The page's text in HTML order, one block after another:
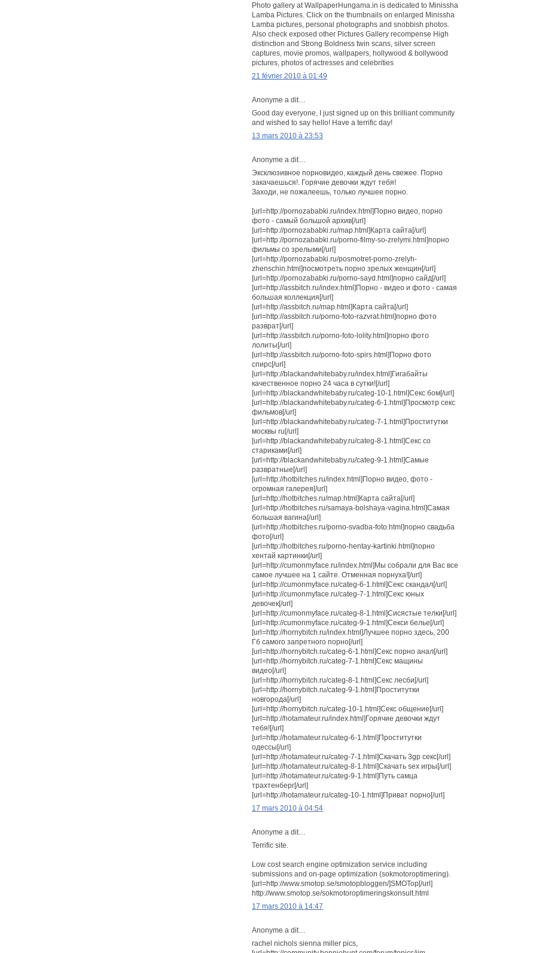
Photo gallery at WallpaperHungama.in is dedicated to Minissha
Lamba Pictures. Click on the thumbnails on enlarged Minissha
Lamba pictures, personal photographs and snobbish photos.
Also check exposed other Pictures Gallery recompense High
distinction and Strong Boldness twin scans, silver screen
captures, movie promos, wallpapers, hollywood & bollywood
pictures, photos of actresses and celebrities
21 février 2010 à 01:49
Anonyme a dit…
Good day everyone, I just signed up on this brilliant community
and wished to say hello! Have a terrific day!
13 mars 2010 à 23:53
Anonyme a dit…
Эксклюзивное порновидео, каждый день свежее. Порно
закачаешься!. Горячие девочки ждут тебя!
Заходи, не пожалеешь, только лучшее порно.
[url=http://pornozababki.ru/index.html]Порно видео, порно
фото - самый большой архив[/url]
[url=http://pornozababki.ru/map.html]Карта сайта[/url]
[url=http://pornozababki.ru/porno-filmy-so-zrelymi.html]порно
фильмы со зрелыми[/url]
[url=http://pornozababki.ru/posmotret-porno-zrelyh-
zhenschin.html]посмотреть порно зрелых женщин[/url]
[url=http://pornozababki.ru/porno-sayd.html]порно сайд[/url]
[url=http://assbitch.ru/index.html]Порно - видео и фото - самая
большая коллекция[/url]
[url=http://assbitch.ru/map.html]Карта сайта[/url]
[url=http://assbitch.ru/porno-foto-razvrat.html]порно фото
разврат[/url]
[url=http://assbitch.ru/porno-foto-lolity.html]порно фото
лолиты[/url]
[url=http://assbitch.ru/porno-foto-spirs.html]Порно фото
спирс[/url]
[url=http://blackandwhitebaby.ru/index.html]Гигабайты
качественное порно 24 часа в сутки![/url]
[url=http://blackandwhitebaby.ru/categ-10-1.html]Секс бом[/url]
[url=http://blackandwhitebaby.ru/categ-6-1.html]Просмотр секс
фильмов[/url]
[url=http://blackandwhitebaby.ru/categ-7-1.html]Проститутки
москвы ru[/url]
[url=http://blackandwhitebaby.ru/categ-8-1.html]Секс со
стариками[/url]
[url=http://blackandwhitebaby.ru/categ-9-1.html]Самые
развратные[/url]
[url=http://hotbitches.ru/index.html]Порно видео, фото -
огромная галерея[/url]
[url=http://hotbitches.ru/map.html]Карта сайта[/url]
[url=http://hotbitches.ru/samaya-bolshaya-vagina.html]Самая
большая вагина[/url]
[url=http://hotbitches.ru/porno-svadba-foto.html]порно свадьба
фото[/url]
[url=http://hotbitches.ru/porno-hentay-kartinki.html]порно
хентай картинки[/url]
[url=http://cumonmyface.ru/index.html]Мы собрали для Вас все
самое лучшее на 1 сайте. Отменная порнуха![/url]
[url=http://cumonmyface.ru/categ-6-1.html]Секс скандал[/url]
[url=http://cumonmyface.ru/categ-7-1.html]Секс юных
девочек[/url]
[url=http://cumonmyface.ru/categ-8-1.html]Сисястые телки[/url]
[url=http://cumonmyface.ru/categ-9-1.html]Секси белье[/url]
[url=http://hornybitch.ru/index.html]Лучшее порно здесь, 200
Гб самого запретного порно[/url]
[url=http://hornybitch.ru/categ-6-1.html]Секс порно анал[/url]
[url=http://hornybitch.ru/categ-7-1.html]Секс мащины
видео[/url]
[url=http://hornybitch.ru/categ-8-1.html]Секс лесби[/url]
[url=http://hornybitch.ru/categ-9-1.html]Проститутки
новгорода[/url]
[url=http://hornybitch.ru/categ-10-1.html]Секс общение[/url]
[url=http://hotamateur.ru/index.html]Горячие девочки ждут
тебя![/url]
[url=http://hotamateur.ru/categ-6-1.html]Проститутки
одессы[/url]
[url=http://hotamateur.ru/categ-7-1.html]Скачать 3gp секс[/url]
[url=http://hotamateur.ru/categ-8-1.html]Скачать sex игры[/url]
[url=http://hotamateur.ru/categ-9-1.html]Путь самца
трахтенберг[/url]
[url=http://hotamateur.ru/categ-10-1.html]Приват порно[/url]
17 mars 2010 à 04:54
Anonyme a dit…
Terrific site.
Low cost search engine optimization service including
submissions and on-page optimization (sokmotoroptimering).
[url=http://www.smotop.se/smotopbloggen/]SMOTop[/url]
http://www.smotop.se/sokmotoroptimeringskonsult.html
17 mars 2010 à 14:47
Anonyme a dit…
rachel nichols sienna miller pics,